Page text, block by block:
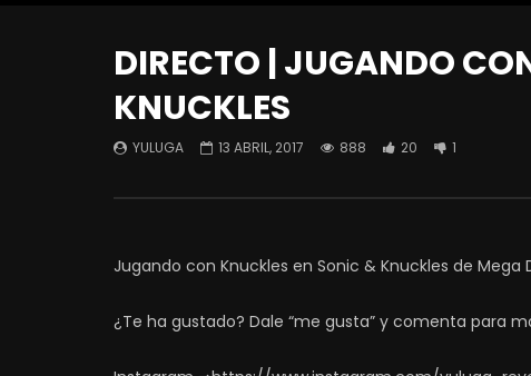
DIRECTO | JUGANDO
KNUCKLES
YULUGA 13 ABRIL, 2017 888 20 1
Jugando con Knuckles en Sonic & Knuckles de Mega
¿Te ha gustado? Dale “me gusta” y comenta para